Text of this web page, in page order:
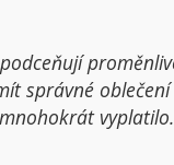
správné
mnohokrát vyplatilo.